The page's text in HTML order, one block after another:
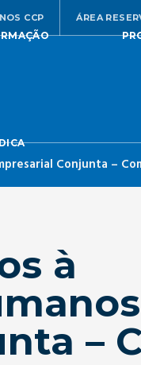
CCP ÁREA
Conjunta –
à
–